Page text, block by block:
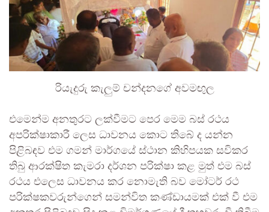
රියැදුරු කැලුම් චන්දනගේ අවමඟුල
එමෙන්ම අනතුරට ලක්වීමට පෙර මෙම බස් රථය
අපරික්ෂාකාරී ලෙස ධාවනය කොට තිබේ ද යන්න
පිළිබඳව එම ගමන් මාර්ගයේ ස්ථාන කිහිපයක සවිකර
තිබු ආරක්ෂිත කැමරා දර්ශන පරික්ෂා කළ මුත් එම බස්
රථය එලෙස ධාවනය කර නොමැති බව මෝටර් රථ
පරික්ෂකවරුන්ගෙන් සමන්විත කණ්ඩායමක් එක් වී එම